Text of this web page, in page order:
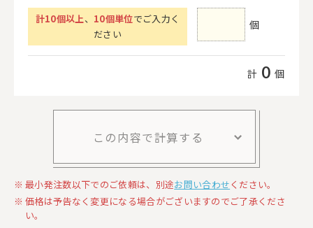
計10個以上、 10個単位でご入力く
ださい
個
計 0 個
この内容で計算する
最小発注数以下でのご依頼は、別途お問い合わせください。
価格は予告なく変更になる場合がございますのでご了承くださ
い。